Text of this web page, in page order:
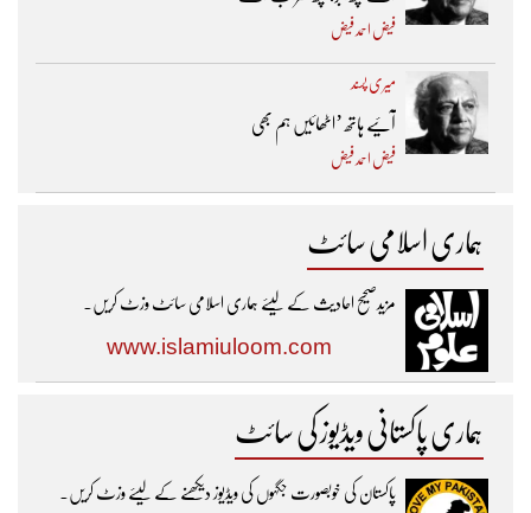
فیض احمد فیض
میری پسند
آئیے ہاتھ ’اٹھائیں ہم بھی
فیض احمد فیض
ہماری اسلامی سائٹ
مزیدصحیح احادیث کے لیئے ہماری اسلامی سائٹ وزٹ کریں۔
www.islamiuloom.com
ہماری پاکستانی ویڈیوز کی سائٹ
پاکستان کی خوبصورت جگہوں کی ویڈیوز دیکھنے کے لیئے وزٹ کریں۔